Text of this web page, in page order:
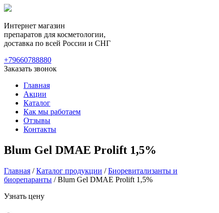
Интернет магазин
препаратов для косметологии,
доставка по всей России и СНГ
+79660788880
Заказать звонок
Главная
Акции
Каталог
Как мы работаем
Отзывы
Контакты
Blum Gel DMAE Prolift 1,5%
Главная /Каталог продукции /Биоревитализанты и
биорепаранты / Blum Gel DMAE Prolift 1,5%
Узнать цену